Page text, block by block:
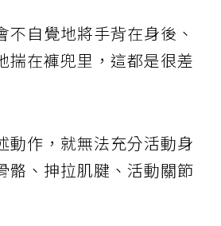
不自覺地將手背在身後、
揣在褲兜里，這都是很差
動作，就無法充分活動身
骼、抻拉肌腱、活動關節